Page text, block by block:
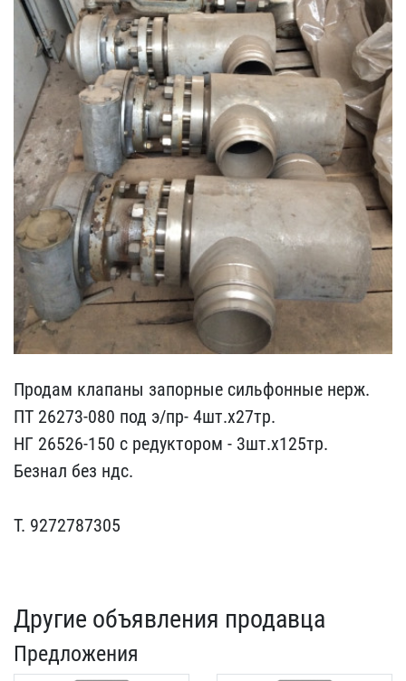
Продам клапаны запо​рные сильфонные нерж.
П​Т 26273-080 под э/пр- 4​шт.х27тр.
НГ 26526-150 ​с редуктором - 3шт.х125т​р.
Безнал без ндс.
Т.​ 9272787305
Другие объявления продавца
Предложения